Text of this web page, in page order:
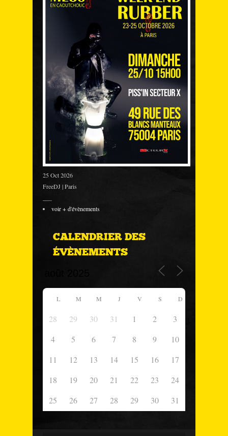
25 Oct 2026
FreeDJ | Paris
voir + d'évènements
CALENDRIER DES
ÉVÈNEMENTS
L M M J V S D
28 29 30 31 1 2
3
4
5 6 7 8 9
10
11
12 13 14 15 16
17
18
19 20 21 22 23
24
25
26 27 28 29 30 31